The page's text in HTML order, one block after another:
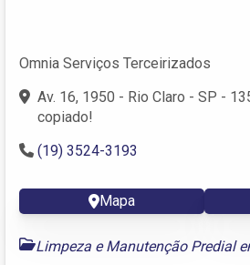
Omnia Serviços Terceirizados
Av. 16, 1950 - Rio Claro - SP -
copiado!
(19) 3524-3193
Mapa
Limpeza e Manutenção Predial